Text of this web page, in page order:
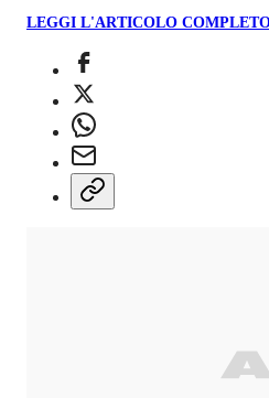
LEGGI L'ARTICOLO